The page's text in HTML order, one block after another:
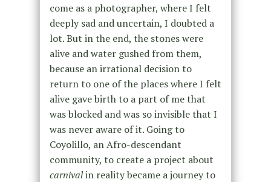
come as a photographer, where I felt
deeply sad and uncertain, I doubted a
lot. But in the end, the stones were
alive and water gushed from them,
because an irrational decision to
return to one of the places where I felt
alive gave birth to a part of me that
was blocked and was so invisible that I
was never aware of it. Going to
Coyolillo, an Afro-descendant
community, to create a project about
carnivalin reality became a journey to